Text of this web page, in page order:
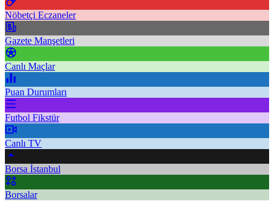
Nöbetçi Eczaneler
Gazete Manşetleri
Canlı Maçlar
Puan Durumları
Futbol Fikstür
Canlı TV
Borsa İstanbul
Borsalar